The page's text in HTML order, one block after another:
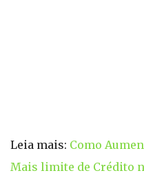
Leia mais: Como
Mais limite de Crédito